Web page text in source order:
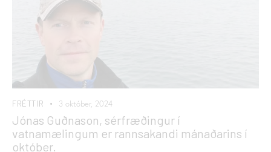
FRÉTTIR 3 október, 2024
Jónas Guðnason, sérfræðingur í
vatnamælingum er rannsakandi mánaðarins í
október.